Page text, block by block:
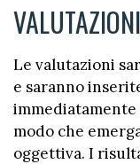
VALUTAZIONI
Le valutazioni
e saranno
modo che
oggettiva. I